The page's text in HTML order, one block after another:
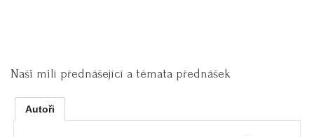
Naši milí přednášející a témata přednášek
Autoři